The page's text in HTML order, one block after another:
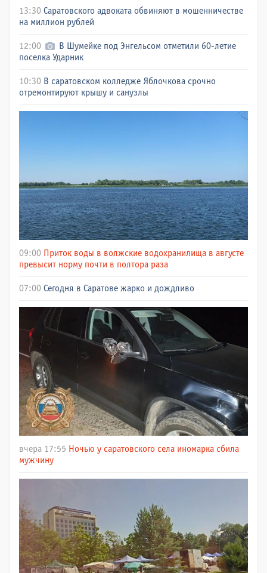
13:30 Саратовского адвоката обвиняют в мошенничестве
на миллион рублей
12:00
В Шумейке под Энгельсом отметили 60-летие
поселка Ударник
10:30 В саратовском колледже Яблочкова срочно
отремонтируют крышу и санузлы
09:00 Приток воды в волжские водохранилища в августе
превысит норму почти в полтора раза
07:00 Сегодня в Саратове жарко и дождливо
вчера 17:55 Ночью у саратовского села иномарка сбила
мужчину